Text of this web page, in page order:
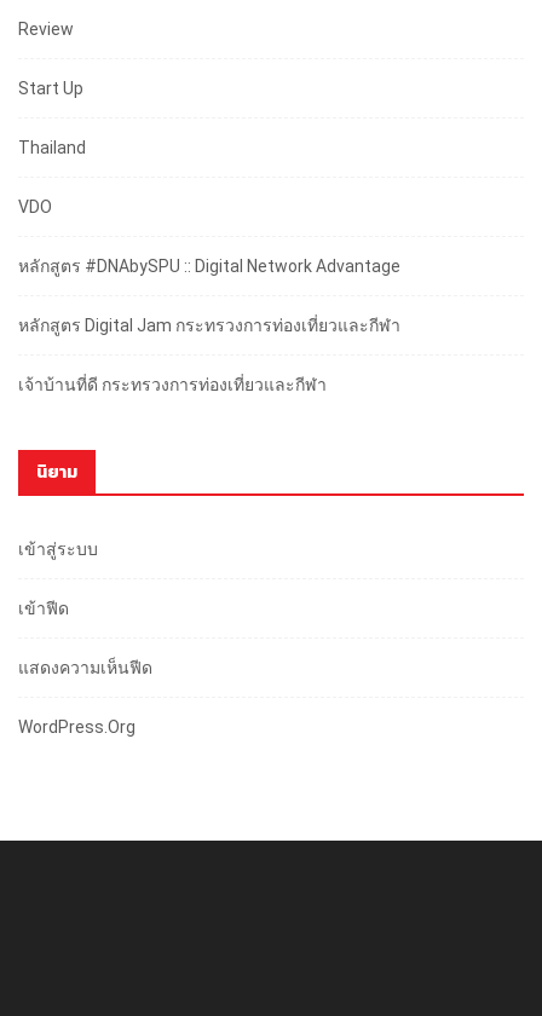
Review
Start Up
Thailand
VDO
หลักสูตร #DNAbySPU :: Digital Network Advantage
หลักสูตร Digital Jam กระทรวงการท่องเที่ยวและกีฬา
เจ้าบ้านที่ดี กระทรวงการท่องเที่ยวและกีฬา
นิยาม
เข้าสู่ระบบ
เข้าฟีด
แสดงความเห็นฟีด
WordPress.org